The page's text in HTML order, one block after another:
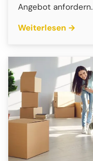
Angebot anfordern.
Weiterlesen →